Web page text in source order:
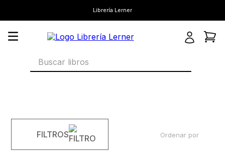
Librería Lerner
Buscar libros
FILTROS Ordenar por